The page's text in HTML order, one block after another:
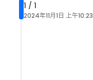
1 / 1
2024年11月1日 上午10:23